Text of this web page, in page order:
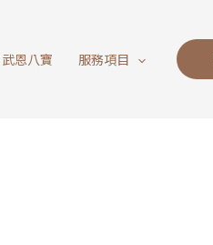
武恩八寶 服務項目